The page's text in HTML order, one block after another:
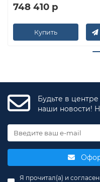
748 410 р
Купить
Будьте в
наши новости!
Я прочитал(а) и